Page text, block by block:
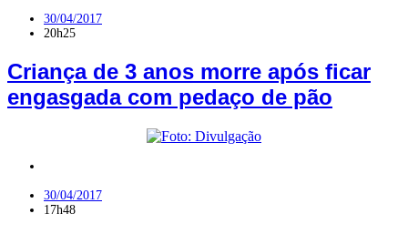
30/04/2017
20h25
Criança de 3 anos morre após ficar
engasgada com pedaço de pão
30/04/2017
17h48